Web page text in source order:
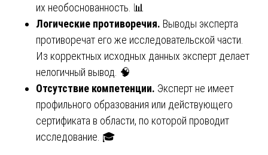
их необоснованность. 📊
Логические противоречия. Выводы эксперта
противоречат его же исследовательской части.
Из корректных исходных данных эксперт делает
нелогичный вывод. 🧠
Отсутствие компетенции. Эксперт не имеет
профильного образования или действующего
сертификата в области, по которой проводит
исследование. 🎓